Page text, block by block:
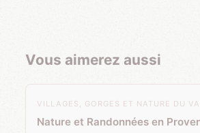
Vous aimerez aussi
VILLAGES, GORGES ET NATURE DU
Nature et Randonnées en